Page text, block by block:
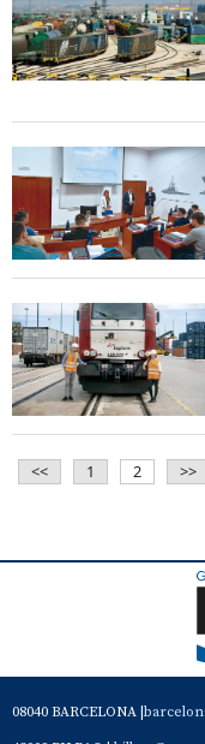
<< 1 2 >>
08040 BARCELONA |